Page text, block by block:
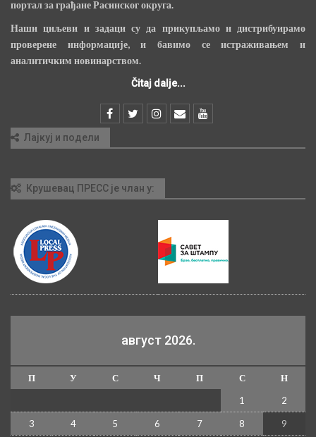
портал за грађане Расинског округа.
Наши циљеви и задаци су да прикупљамо и дистрибуирамо
проверене информације, и бавимо се истраживањем и
аналитичким новинарством.
Čitaj dalje...
Лајкуј и подели
Крушевац ПРЕСС је члан у:
август 2026.
П У С Ч П С
Н
1
2
3 4 5 6 7 8 9